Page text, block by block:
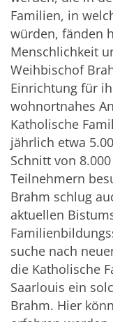
Familien, in
würden, fänden
Menschlichkeit
Weihbischof
Einrichtung für
wohnortnahes
Katholische
jährlich etwa
Schnitt von
Teilnehmern
Brahm schlug
aktuellen
suche nach
die Katholische
Saarlouis ein
Brahm. Hier